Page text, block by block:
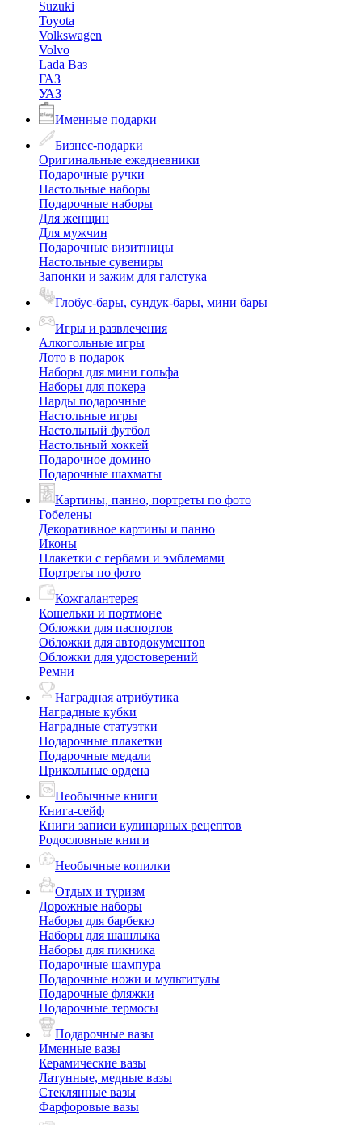
Suzuki
Toyota
Volkswagen
Volvo
Lada Ваз
ГАЗ
УАЗ
Именные подарки
Бизнес-подарки
Оригинальные ежедневники
Подарочные ручки
Настольные наборы
Подарочные наборы
Для женщин
Для мужчин
Подарочные визитницы
Настольные сувениры
Запонки и зажим для галстука
Глобус-бары, сундук-бары, мини бары
Игры и развлечения
Алкогольные игры
Лото в подарок
Наборы для мини гольфа
Наборы для покера
Нарды подарочные
Настольные игры
Настольный футбол
Настольный хоккей
Подарочное домино
Подарочные шахматы
Картины, панно, портреты по фото
Гобелены
Декоративное картины и панно
Иконы
Плакетки с гербами и эмблемами
Портреты по фото
Кожгалантерея
Кошельки и портмоне
Обложки для паспортов
Обложки для автодокументов
Обложки для удостоверений
Ремни
Наградная атрибутика
Наградные кубки
Наградные статуэтки
Подарочные плакетки
Подарочные медали
Прикольные ордена
Необычные книги
Книга-сейф
Книги записи кулинарных рецептов
Родословные книги
Необычные копилки
Отдых и туризм
Дорожные наборы
Наборы для барбекю
Наборы для шашлыка
Наборы для пикника
Подарочные шампура
Подарочные ножи и мультитулы
Подарочные фляжки
Подарочные термосы
Подарочные вазы
Именные вазы
Керамические вазы
Латунные, медные вазы
Стеклянные вазы
Фарфоровые вазы